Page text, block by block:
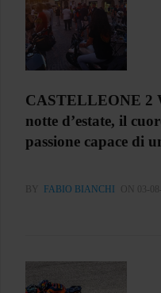
CASTELLEONE 2
notte d’estate, il
passione capace di
BY FABIO BIANCHI ON 03-